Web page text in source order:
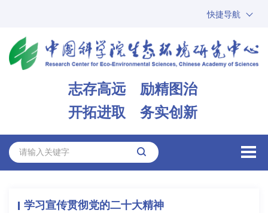
快捷导航
ARP
邮箱
志存高远 励精图治
开拓进取 务实创新
学习宣传贯彻党的二十大精神